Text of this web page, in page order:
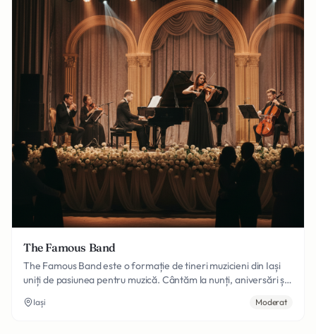
The Famous Band
The Famous Band este o formație de tineri muzicieni din Iași
uniți de pasiunea pentru muzică. Cântăm la nunți, aniversări și
românească și internațională, asigurând o atmosferă de
Iași Moderat